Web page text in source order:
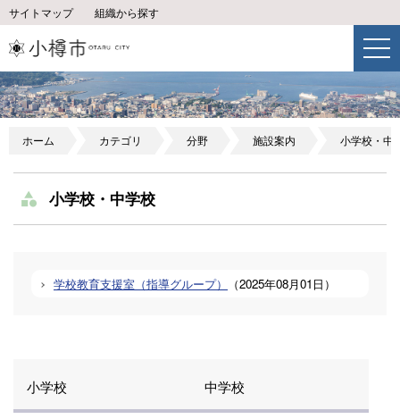
サイトマップ 組織から探す
ホーム カテゴリ 分野 施設案内 小学校・中
小学校・中学校
学校教育支援室（指導グループ） （2025年08月01日 ）
小学校 中学校